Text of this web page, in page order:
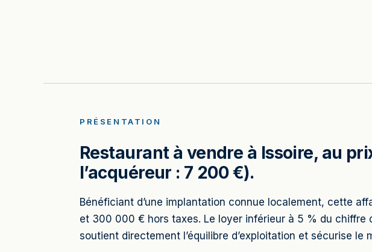
PRÉSENTATION
Restaurant à vendre à Issoire, au
l’acquéreur : 7 200 €).
Bénéficiant d’une implantation connue localement, cette
et 300 000 € hors taxes. Le loyer inférieur à 5 % du chiffre
soutient directement l’équilibre d’exploitation et sécurise le